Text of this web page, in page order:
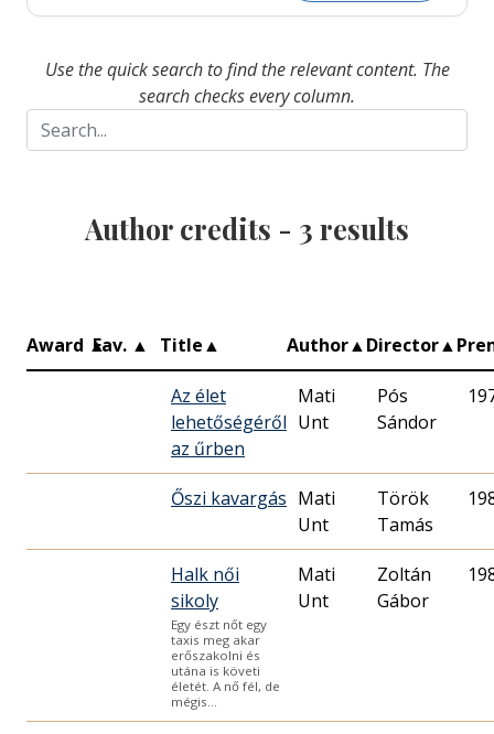
Use the quick search to find the relevant content. The
search checks every column.
Author credits - 3 results
Award ▲
Fav. ▲ Title▲ Author▲Director▲
Az élet
lehetőségéről
az űrben
Mati
Unt
Pós
Sándor
Őszi kavargás Mati
Unt
Török
Tamás
Halk női
sikoly
Egy észt nőt egy
taxis meg akar
erőszakolni és
utána is követi
életét. A nő fél, de
mégis…
Mati
Unt
Zoltán
Gábor